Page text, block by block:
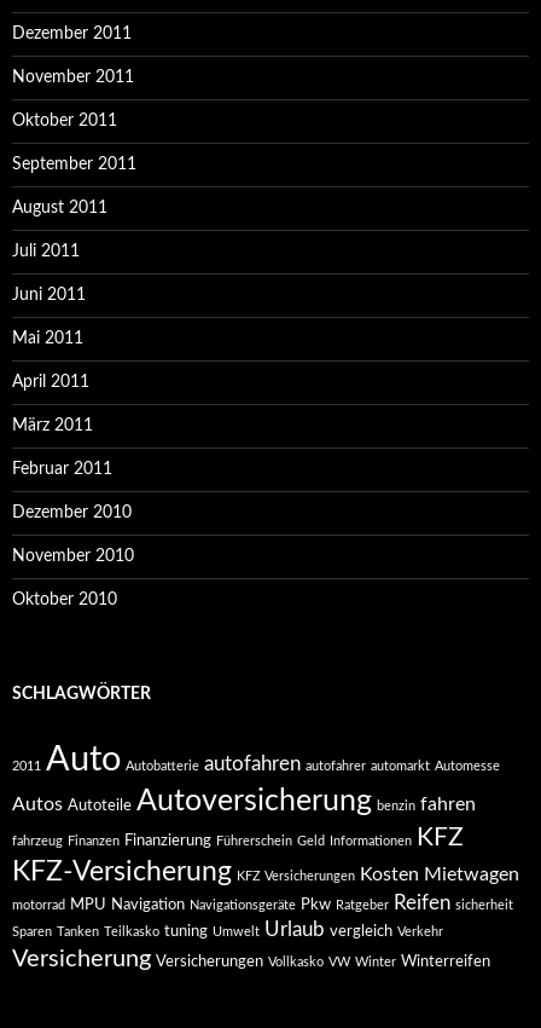
Dezember 2011
November 2011
Oktober 2011
September 2011
August 2011
Juli 2011
Juni 2011
Mai 2011
April 2011
März 2011
Februar 2011
Dezember 2010
November 2010
Oktober 2010
SCHLAGWÖRTER
2011 Auto Autobatterie autofahren autofahrer automarkt Automesse
Autos Autoteile Autoversicherung benzin fahren
fahrzeug Finanzen Finanzierung Führerschein Geld Informationen KFZ
KFZ-Versicherung KFZ Versicherungen Kosten Mietwagen
motorrad MPU Navigation Navigationsgeräte Pkw Ratgeber Reifen sicherheit
Sparen Tanken Teilkasko tuning Umwelt Urlaub vergleich Verkehr
Versicherung Versicherungen Vollkasko VW Winter Winterreifen